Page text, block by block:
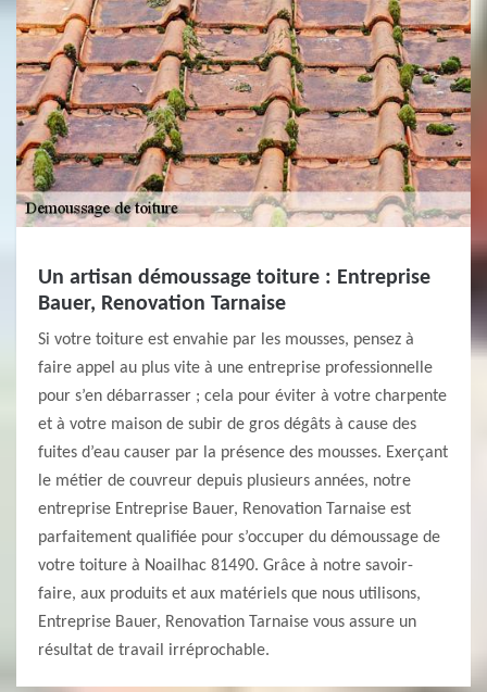
Un artisan démoussage toiture : Entreprise
Bauer, Renovation Tarnaise
Si votre toiture est envahie par les mousses, pensez à
faire appel au plus vite à une entreprise professionnelle
pour s’en débarrasser ; cela pour éviter à votre charpente
et à votre maison de subir de gros dégâts à cause des
fuites d’eau causer par la présence des mousses. Exerçant
le métier de couvreur depuis plusieurs années, notre
entreprise Entreprise Bauer, Renovation Tarnaise est
parfaitement qualifiée pour s’occuper du démoussage de
votre toiture à Noailhac 81490. Grâce à notre savoir-
faire, aux produits et aux matériels que nous utilisons,
Entreprise Bauer, Renovation Tarnaise vous assure un
résultat de travail irréprochable.